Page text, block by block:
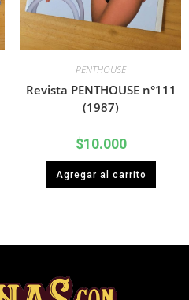
PENTHOUSE
Revista PENTHOUSE n°111
(1987)
$10.000
Agregar al carrito